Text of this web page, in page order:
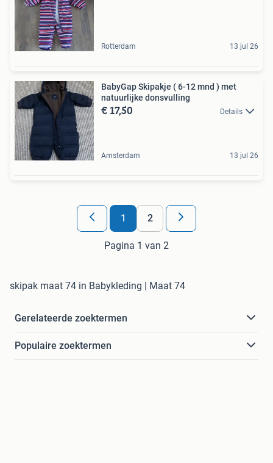
Rotterdam 13 jul 26
BabyGap Skipakje ( 6-12 mnd ) met
natuurlijke donsvulling
€ 17,50 Details
Amsterdam 13 jul 26
1 2
Pagina 1 van 2
skipak maat 74 in Babykleding | Maat 74
Gerelateerde zoektermen
Populaire zoektermen